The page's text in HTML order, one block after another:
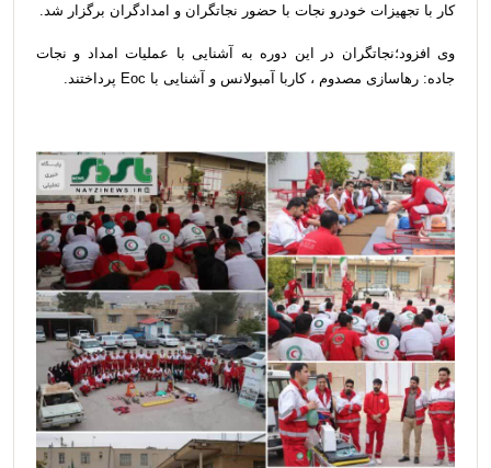
کار با تجهیزات خودرو نجات با حضور نجاتگران و امدادگران برگزار شد.
وی افزود؛نجاتگران در این دوره به آشنایی با عملیات امداد و نجات
جاده: رهاسازی مصدوم ، کاربا آمبولانس و آشنایی با Eoc پرداختند.